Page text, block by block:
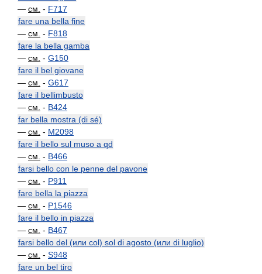
— см. - F717
fare una bella fine
— см. - F818
fare la bella gamba
— см. - G150
fare il bel giovane
— см. - G617
fare il bellimbusto
— см. - B424
far bella mostra (di sé)
— см. - M2098
fare il bello sul muso a qd
— см. - B466
farsi bello con le penne del pavone
— см. - P911
fare bella la piazza
— см. - P1546
fare il bello in piazza
— см. - B467
farsi bello del (или col) sol di agosto (или di luglio)
— см. - S948
fare un bel tiro